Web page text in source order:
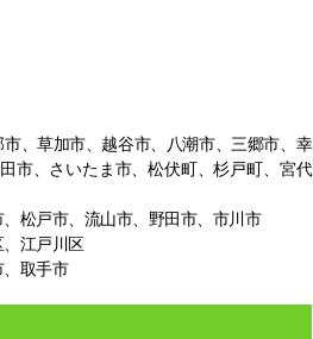
、草加市、越谷市、八潮市、三郷市、幸
市、さいたま市、松伏町、杉戸町、宮代
松戸市、 流山市、野田市、市川市
江戸川区
取手市